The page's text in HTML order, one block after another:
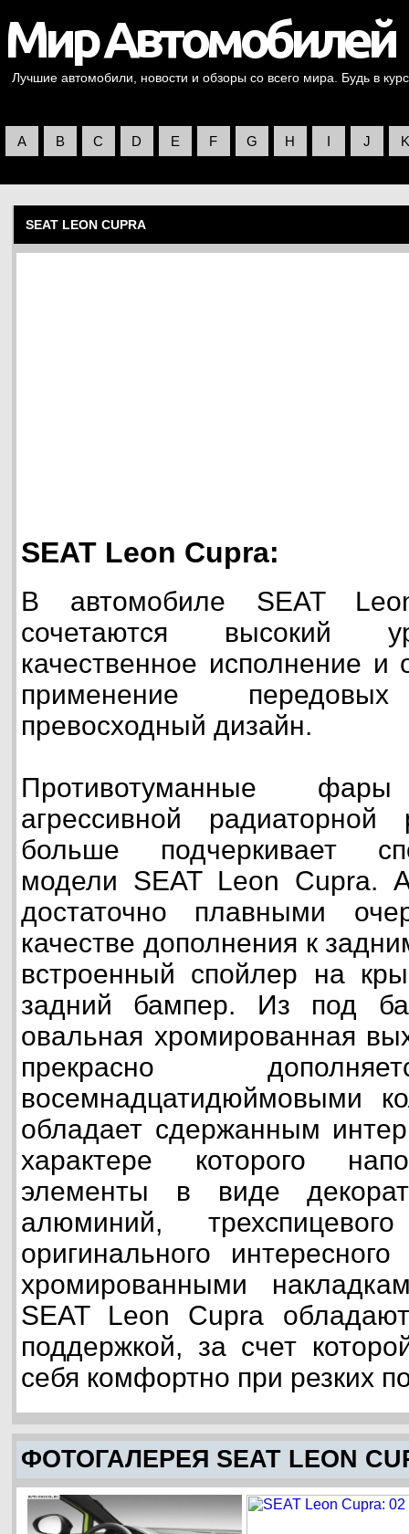
Лучшие автомобили, новости и обзоры со всего мира. Будь в
A B C D E F G H I J K
SEAT LEON CUPRA
SEAT Leon Cupra:
В автомобиле SEAT
сочетаются высокий
качественное исполнение
применение
превосходный дизайн.
Противотуманные
агрессивной
больше подчеркивает
модели SEAT Leon Cupra.
достаточно плавными
качестве дополнения к
встроенный спойлер на
задний бампер. Из под
овальная хромированная
прекрасно
восемнадцатидюймовыми
обладает сдержанным
характере которого
элементы в виде
алюминий,
оригинального
хромированными
SEAT Leon Cupra
поддержкой, за счет
себя комфортно при резких
ФОТОГАЛЕРЕЯ SEAT LEON